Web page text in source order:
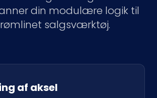
din modulære logik til
salgsværktøj.
af aksel